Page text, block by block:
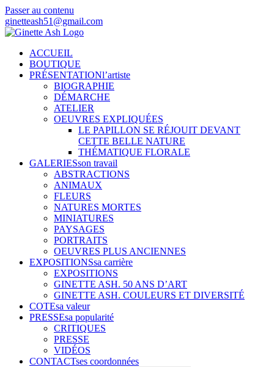
Passer au contenu
ginetteash51@gmail.com
ACCUEIL
BOUTIQUE
PRÉSENTATIONl’artiste
BIOGRAPHIE
DÉMARCHE
ATELIER
OEUVRES EXPLIQUÉES
LE PAPILLON SE RÉJOUIT DEVANT
CETTE BELLE NATURE
THÉMATIQUE FLORALE
GALERIESson travail
ABSTRACTIONS
ANIMAUX
FLEURS
NATURES MORTES
MINIATURES
PAYSAGES
PORTRAITS
OEUVRES PLUS ANCIENNES
EXPOSITIONSsa carrière
EXPOSITIONS
GINETTE ASH. 50 ANS D’ART
GINETTE ASH. COULEURS ET DIVERSITÉ
COTEsa valeur
PRESSEsa popularité
CRITIQUES
PRESSE
VIDÉOS
CONTACTses coordonnées